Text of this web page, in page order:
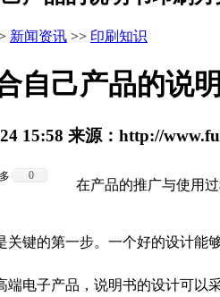
新闻资讯 >> 印刷知识
自己产品的说
15:58 来源： http://
0
在产品的推广与使用
关键的第一步。一个好的设计能
端电子产品，说明书的设计可以